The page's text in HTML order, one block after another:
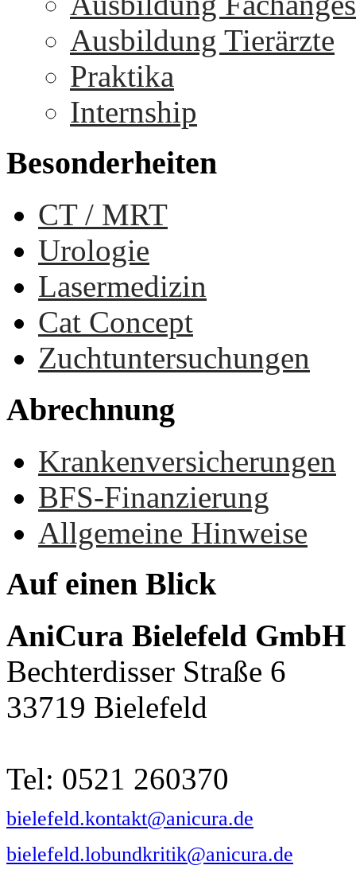
Ausbildung Tierärzte
Praktika
Internship
Besonderheiten
CT / MRT
Urologie
Lasermedizin
Cat Concept
Zuchtuntersuchungen
Abrechnung
Krankenversicherungen
BFS-Finanzierung
Allgemeine Hinweise
Auf einen Blick
AniCura Bielefeld GmbH
Bechterdisser Straße 6
33719 Bielefeld
Tel: 0521 260370
bielefeld.kontakt@anicura.de
bielefeld.lobundkritik@anicura.de